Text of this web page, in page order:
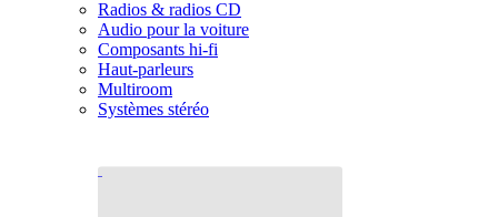
Radios & radios CD
Audio pour la voiture
Composants hi-fi
Haut-parleurs
Multiroom
Systèmes stéréo